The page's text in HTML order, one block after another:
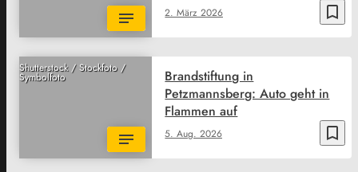
bookmark_border
2. März 2026
Shutterstock / Stockfoto /
Symbolfoto
bookmark_border
5. Aug. 2026
Brandstiftung in
Petzmannsberg: Auto geht in
Flammen auf